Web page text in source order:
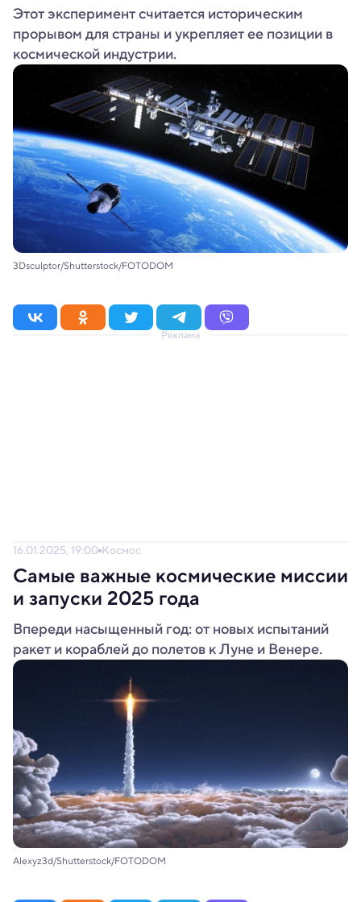
Этот эксперимент считается историческим
прорывом для страны и укрепляет ее позиции в
космической индустрии.
3Dsculptor/Shutterstock/FOTODOM
Реклама
16.01.2025, 19:00 Космос
Самые важные космические миссии
и запуски 2025 года
Впереди насыщенный год: от новых испытаний
ракет и кораблей до полетов к Луне и Венере.
Alexyz3d/Shutterstock/FOTODOM